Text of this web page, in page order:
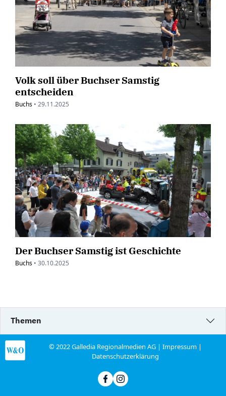
Volk soll über Buchser Samstig
entscheiden
Buchs • 29.11.2025
Der Buchser Samstig ist Geschichte
Buchs • 30.10.2025
Themen
© 2022 Galledia Regionalmedien AG |Impressum |
Datenschutzerklärung